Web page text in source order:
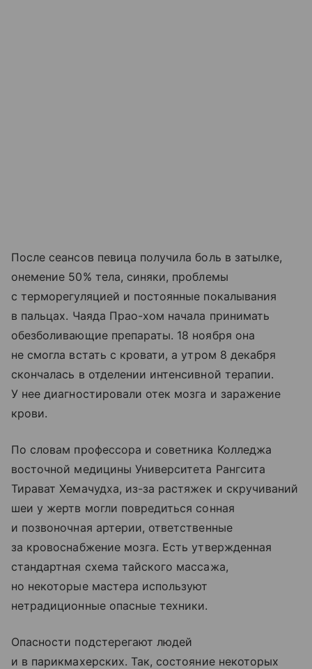
После сеансов певица получила боль в затылке,
онемение 50% тела, синяки, проблемы
с терморегуляцией и постоянные покалывания
в пальцах. Чаяда Прао-хом начала принимать
обезболивающие препараты. 18 ноября она
не смогла встать с кровати, а утром 8 декабря
скончалась в отделении интенсивной терапии.
У нее диагностировали отек мозга и заражение
крови.
По словам профессора и советника Колледжа
восточной медицины Университета Рангсита
Тирават Хемачудха, из-за растяжек и скручиваний
шеи у жертв могли повредиться сонная
и позвоночная артерии, ответственные
за кровоснабжение мозга. Есть утвержденная
стандартная схема тайского массажа,
но некоторые мастера используют
нетрадиционные опасные техники.
Опасности подстерегают людей
и в парикмахерских. Так, состояние некоторых